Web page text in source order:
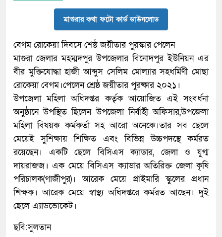
মাগুরার কথা ফটো কার্ড ডাউনলোড
বেগম রোকেয়া দিবসে শেষ্ঠ জয়ীতার পুরস্কার পেলেন
মাগুরা জেলার মহম্মদপুর উপজেলার বিনোদপুর ইউনিয়ন এর
বীর মুক্তিযোদ্ধা হাজী আব্দুস সেলিম মোল্যার সহধর্মিণী মোছা
রোকেয়া বেগম।পেলেন শ্রেষ্ঠ জয়ীতার পুরষ্কার ২০২১।
উপজেলা মহিলা অধিদপ্তর কর্তৃক আয়োজিত এই সংবর্ধনা
অনুষ্ঠানে উপস্থিত ছিলেন উপজেলা নির্বাহী অফিসার,উপজেলা
মহিলা বিষয়ক কর্মকর্তা সহ আরো অনেকে।তার সব ছেলে
মেয়েই সুশিক্ষায় শিক্ষিত এবং বিভিন্ন উচ্চপদস্থে কর্মরত
রয়েছেন। একটি ছেলে বিসিএস ক্যাডার, জেলা ও যুগ্ম
দায়রাজজ। এক মেয়ে বিসিএস ক্যাডার অতিরিক্ত জেলা কৃষি
পরিচালক(গাজীপুর)। আরেক মেয়ে প্রাইমারি স্কুলের প্রধান
শিক্ষক। আরেক মেয়ে স্বাস্থ্য অধিদপ্তরে কর্মরত আছেন। দুই
ছেলে এ্যাডভোকেট।
ছবি:সুলতান